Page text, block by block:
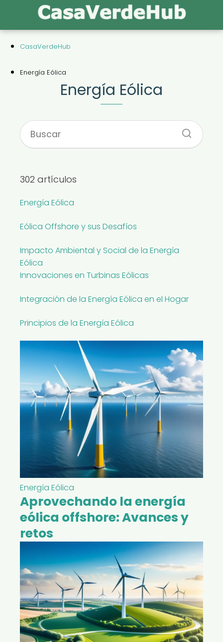
CasaVerdeHub
Energía Eólica
Energía Eólica
302 artículos
Energía Eólica
Eólica Offshore y sus Desafíos
Impacto Ambiental y Social de la Energía
Eólica
Innovaciones en Turbinas Eólicas
Integración de la Energía Eólica en el Hogar
Principios de la Energía Eólica
Energía Eólica
Aprovechando la energía
eólica offshore: Avances y
retos